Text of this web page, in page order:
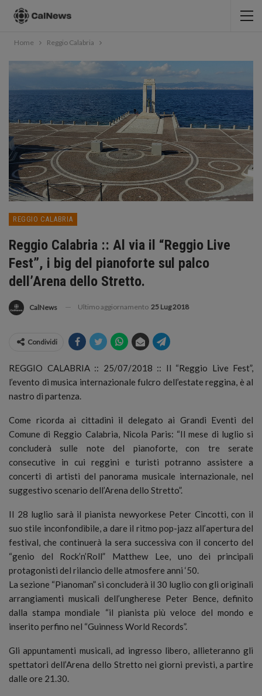
Home Reggio Calabria
REGGIO CALABRIA
Reggio Calabria :: Al via il “Reggio Live
Fest”, i big del pianoforte sul palco
dell’Arena dello Stretto.
CalNews Ultimo aggiornamento 25 Lug 2018
Condividi
REGGIO CALABRIA :: 25/07/2018 :: Il “Reggio Live Fest”,
l’evento di musica internazionale fulcro dell’estate reggina, è al
nastro di partenza.
Come ricorda ai cittadini il delegato ai Grandi Eventi del
Comune di Reggio Calabria, Nicola Paris: “Il mese di luglio si
concluderà sulle note del pianoforte, con tre serate
consecutive in cui reggini e turisti potranno assistere a
concerti di artisti del panorama musicale internazionale, nel
suggestivo scenario dell’Arena dello Stretto”.
Il 28 luglio sarà il pianista newyorkese Peter Cincotti, con il
suo stile inconfondibile, a dare il ritmo pop-jazz all’apertura del
festival, che continuerà la sera successiva con il concerto del
“genio del Rock’n’Roll” Matthew Lee, uno dei principali
protagonisti del rilancio delle atmosfere anni ‘50.
La sezione “Pianoman” si concluderà il 30 luglio con gli originali
arrangiamenti musicali dell’ungherese Peter Bence, definito
dalla stampa mondiale “il pianista più veloce del mondo e
inserito perfino nel “Guinness World Records”.
Gli appuntamenti musicali, ad ingresso libero, allieteranno gli
spettatori dell’Arena dello Stretto nei giorni previsti, a partire
dalle ore 21.30.